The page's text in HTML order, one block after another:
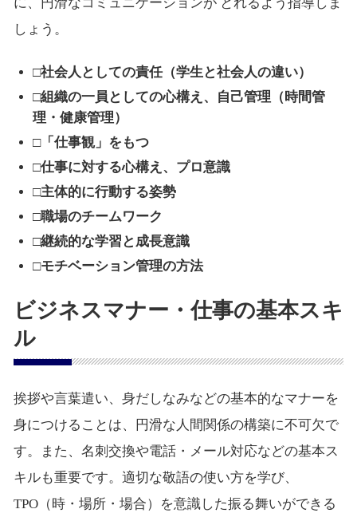
しょう。
□社会人としての責任（学生と社会人の違い）
□組織の一員としての心構え、自己管理（時間管
理・健康管理）
□「仕事観」をもつ
□仕事に対する心構え、プロ意識
□主体的に行動する姿勢
□職場のチームワーク
□継続的な学習と成長意識
□モチベーション管理の方法
ビジネスマナー・仕事の基本スキ
ル
挨拶や言葉遣い、身だしなみなどの基本的なマナーを
身につけることは、円滑な人間関係の構築に不可欠で
す。また、名刺交換や電話・メール対応などの基本ス
キルも重要です。適切な敬語の使い方を学び、
TPO（時・場所・場合）を意識した振る舞いができる